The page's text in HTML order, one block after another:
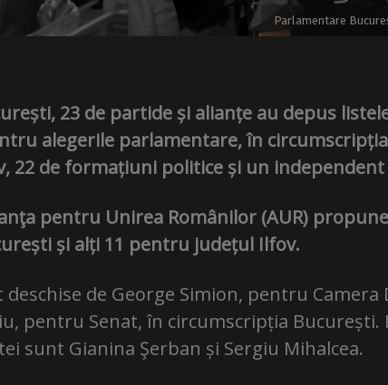
Parlamentare
23 de partide și alianțe au depus
alegerile parlamentare, în
22 de formațiuni politice și un
pentru Unirea Românilor (AUR)
și alți 11 pentru județul Ilfov.
deschise de George Simion, pentru
pentru Senat, în circumscripția București.
sunt Gianina Şerban și Sergiu Mihalcea.